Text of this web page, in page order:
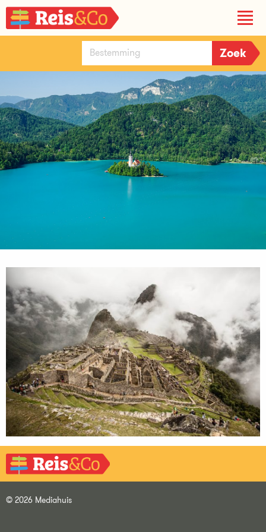
© 2026 Mediahuis